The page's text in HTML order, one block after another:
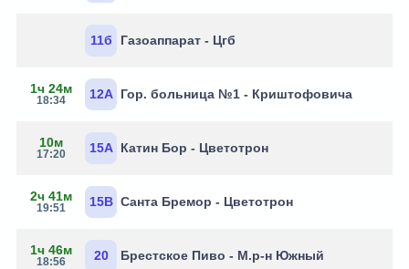
11б Газоаппарат - Цгб
1ч 24м
18:34 12А Гор. больница №1 - Криштофовича
10м
17:20 15А Катин Бор - Цветотрон
2ч 41м
19:51 15В Санта Бремор - Цветотрон
1ч 46м
18:56 20 Брестское Пиво - М.р-н Южный